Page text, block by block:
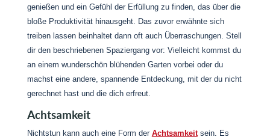
genießen und ein Gefühl der Erfüllung zu finden, das über die
bloße Produktivität hinausgeht. Das zuvor erwähnte sich
treiben lassen beinhaltet dann oft auch Überraschungen. Stell
dir den beschriebenen Spaziergang vor: Vielleicht kommst du
an einem wunderschön blühenden Garten vorbei oder du
machst eine andere, spannende Entdeckung, mit der du nicht
gerechnet hast und die dich erfreut.
Achtsamkeit
Nichtstun kann auch eine Form der Achtsamkeitsein. Es